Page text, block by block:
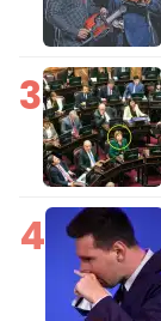
3
4